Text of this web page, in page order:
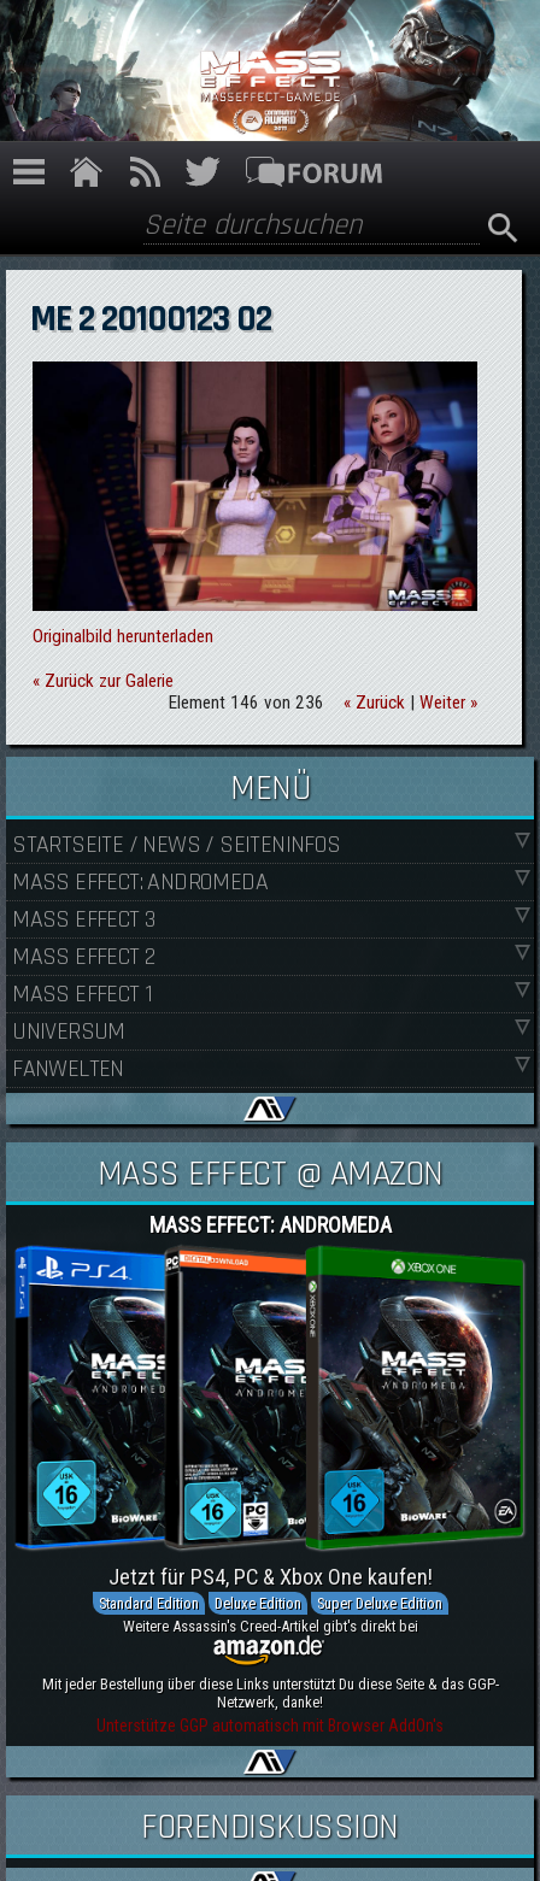
Direkt zum Inhalt
Suchformular
Suche
ME 2 20100123 02
Originalbild herunterladen
« Zurück zur Galerie
Element 146 von 236
« Zurück|Weiter »
MENÜ
STARTSEITE / NEWS / SEITENINFOS
MASS EFFECT: ANDROMEDA
MASS EFFECT 3
MASS EFFECT 2
MASS EFFECT 1
UNIVERSUM
FANWELTEN
MASS EFFECT @ AMAZON
MASS EFFECT: ANDROMEDA
Jetzt für PS4, PC & Xbox One kaufen!
Standard Edition Deluxe Edition
Super Deluxe Edition
Weitere Assassin's Creed-Artikel gibt's direkt bei
Mit jeder Bestellung über diese Links unterstützt Du diese Seite & das GGP-
Netzwerk, danke!
Unterstütze GGP automatisch mit Browser AddOn's
FORENDISKUSSION